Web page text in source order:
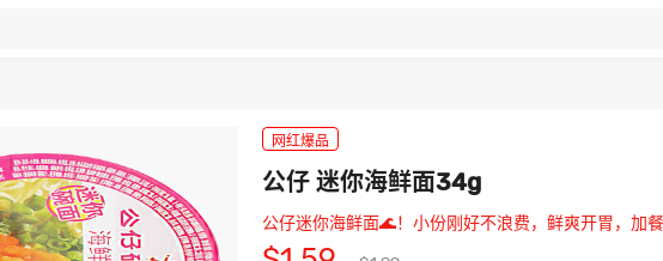
网红爆品
公仔 迷你海鲜面34g
公仔迷你海鲜面🌊！小份刚好不浪费，鲜爽开胃，加